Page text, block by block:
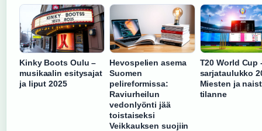
Kinky Boots Oulu –
musikaalin esitysajat
ja liput 2025
Hevospelien asema
Suomen
pelireformissa:
Raviurheilun
vedonlyönti jää
toistaiseksi
Veikkauksen suojiin
T20 World Cup
sarjataulukko
Miesten ja
tilanne